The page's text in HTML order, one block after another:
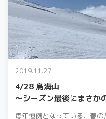
2019.11.27
4/28 鳥海山
～シーズン最後にまさか
毎年恒例となっている、春の